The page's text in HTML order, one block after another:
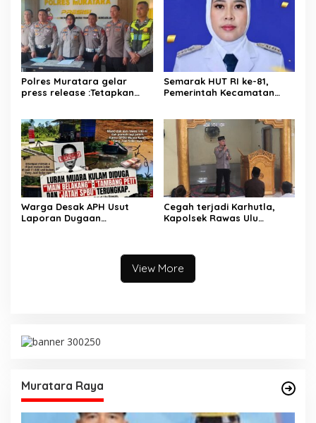
Polres Muratara gelar
press release :Tetapkan
Maut antara Bus ALS dan
Tangki BBM Tewaskan 19
Orang
Semarak HUT RI ke-81,
Pemerintah Kecamatan
Warga Desak APH Usut
Laporan Dugaan
Cegah terjadi Karhutla,
Kapolsek Rawas Ulu
View More
Muratara Raya